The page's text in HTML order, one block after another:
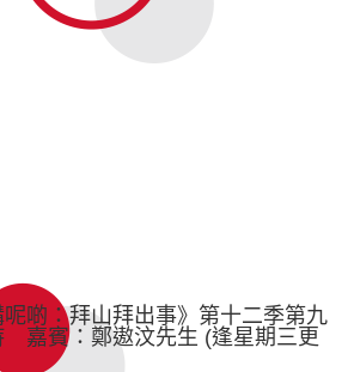
呢啲：拜山拜出事》第十二季第九
賓：鄭遨汶先生 (逢星期三更